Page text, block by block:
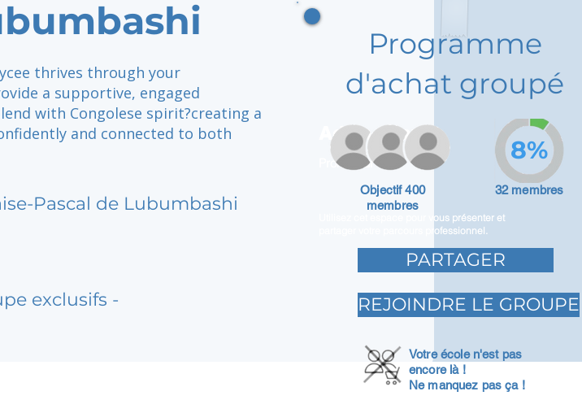
thrives through your
a supportive, engaged
with Congolese spirit?creating a
and connected to both
Pascal de Lubumbashi
exclusifs -
Adam Caar
Promoteur
Utilisez cet espace pour vous présenter et
partager votre parcours professionnel.
Programme
d'achat groupé
Objectif 400
membres
32 membres
8%
PARTAGER
REJOINDRE LE GROUPE
Votre école n'est pas
encore là !
Ne manquez pas ça !